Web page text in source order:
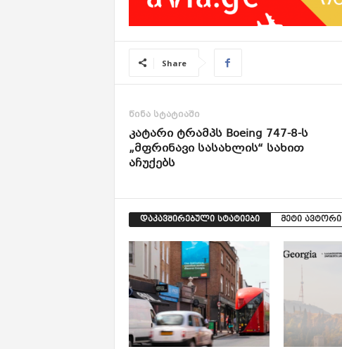
Share
წინა სტატიაში
კატარი ტრამპს Boeing 747-8-ს
„მფრინავი სასახლის“ სახით
აჩუქებს
დაკავშირებული სტატიები მეტი ავტორი